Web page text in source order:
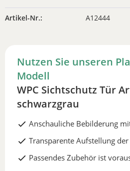
Artikel-Nr.: A12444
Nutzen Sie unseren
Modell
WPC Sichtschutz Tür
schwarzgrau
Anschauliche Bebilderung
Transparente Aufstellung der
Passendes Zubehör ist